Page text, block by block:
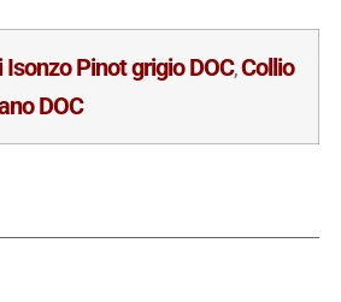
Isonzo Pinot grigio DOC,Collio
DOC